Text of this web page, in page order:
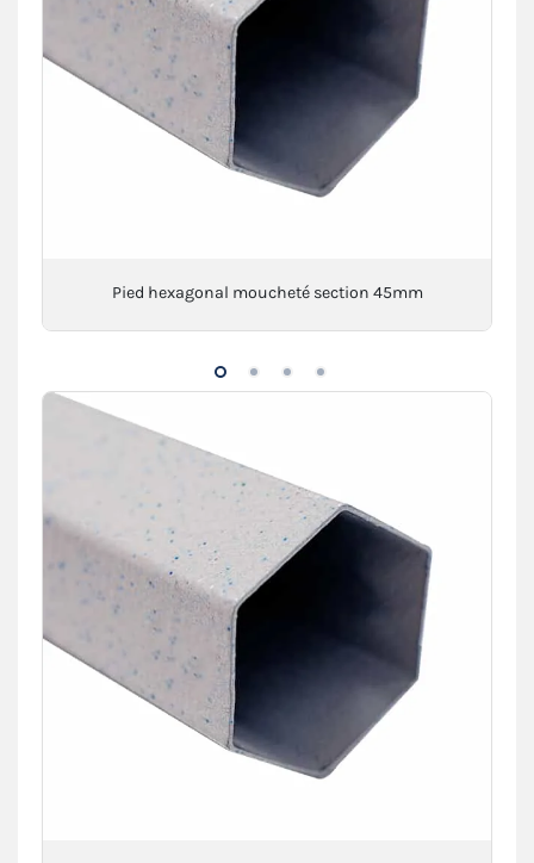
Pied hexagonal moucheté section 45mm